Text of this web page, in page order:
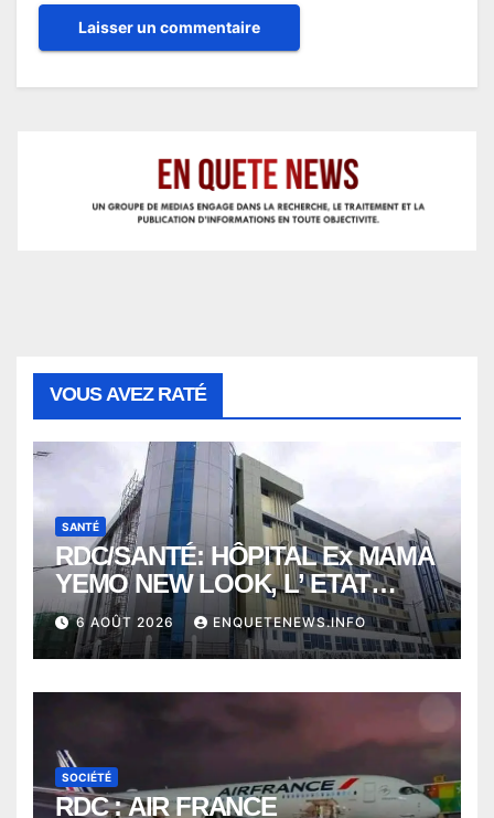
VOUS AVEZ RATÉ
SANTÉ
RDC/SANTÉ: HÔPITAL Ex MAMA
YEMO NEW LOOK, L’ ETAT
PERD LE CONTROLE
6 AOÛT 2026 ENQUETENEWS.INFO
SOCIÉTÉ
RDC : AIR FRANCE